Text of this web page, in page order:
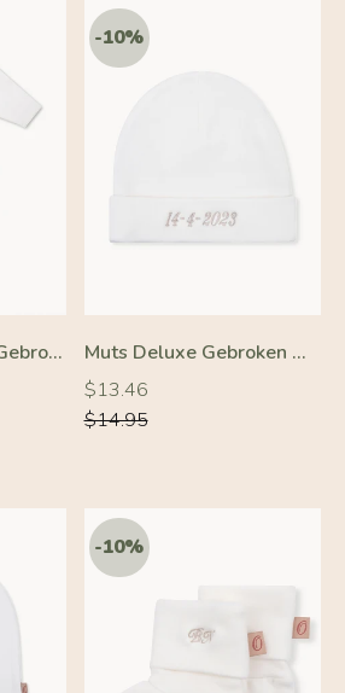
Babypakje Deluxe Gebroken Wit
Muts Deluxe Gebroken Wit
Normale
prijs
$13.46
Normale
prijs
$14.95